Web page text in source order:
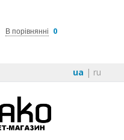
В порівнянні 0
ua | ru